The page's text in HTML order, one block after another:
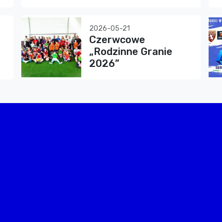
2026-05-21
Czerwcowe
„Rodzinne Granie
2026”